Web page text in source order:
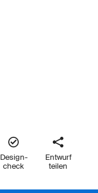
Design-
check
Entwurf
teilen